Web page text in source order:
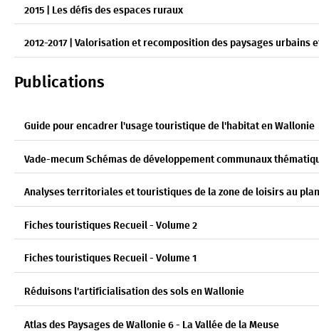
2015 | Les défis des espaces ruraux
2012-2017 | Valorisation et recomposition des paysages urbains
Publications
Guide pour encadrer l'usage touristique de l'habitat en Wallonie
Vade-mecum Schémas de développement communaux
Analyses territoriales et touristiques de la zone de loisirs au
Fiches touristiques Recueil - Volume 2
Fiches touristiques Recueil - Volume 1
Réduisons l'artificialisation des sols en Wallonie
Atlas des Paysages de Wallonie 6 - La Vallée de la Meuse